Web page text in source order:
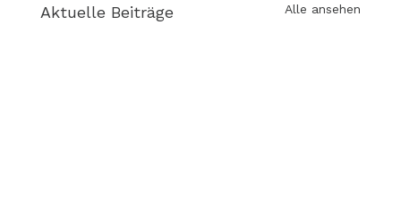
Aktuelle Beiträge Alle ansehen